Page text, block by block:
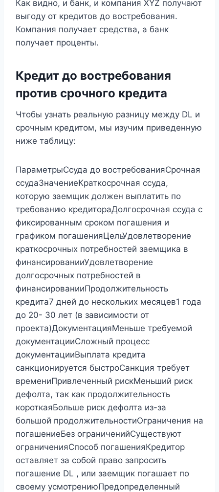
Как видно, и банк, и компания XYZ получают
выгоду от кредитов до востребования.
Компания получает средства, а банк
получает проценты.
Кредит до востребования
против срочного кредита
Чтобы узнать реальную разницу между DL и
срочным кредитом, мы изучим приведенную
ниже таблицу:
ПараметрыСсуда ​​до востребованияСрочная
ссудаЗначениеКраткосрочная ссуда,
которую заемщик должен выплатить по
требованию кредитораДолгосрочная ссуда с
фиксированным сроком погашения и
графиком погашенияЦельУдовлетворение
краткосрочных потребностей заемщика в
финансированииУдовлетворение
долгосрочных потребностей в
финансированииПродолжительность
кредита7 дней до нескольких месяцев1 года
до 20- 30 лет (в зависимости от
проекта)ДокументацияМеньше требуемой
документацииСложный процесс
документацииВыплата кредита
санкционируется быстроСанкция требует
времениПривлеченный рискМеньший риск
дефолта, так как продолжительность
короткаяБольше риск дефолта из-за
большой продолжительностиОграничения на
погашениеБез ограниченийСуществуют
ограниченияСпособ погашенияКредитор
оставляет за собой право запросить
погашение DL , или заемщик погашает по
своему усмотрениюПредопределенный